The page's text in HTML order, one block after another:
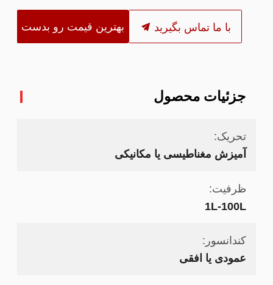
با ما تماس بگیرید بهترین قیمت رو بدست
جزئیات محصول
تحریک:
آمیزش مغناطیسی یا مکانیکی
ظرفیت:
1L-100L
کندانسور:
عمودی یا افقی